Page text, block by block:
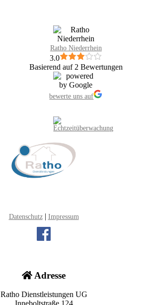
Ratho Niederrhein
3.0
Basierend auf 2 Bewertungen
bewerte uns auf
Datenschutz| Impressum
Adresse
Ratho Dienstleistungen UG